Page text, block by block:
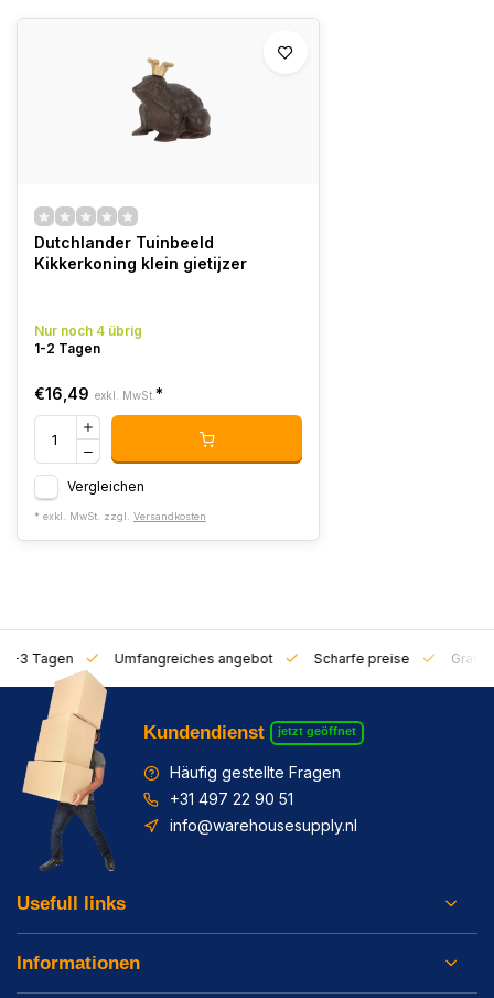
Dutchlander Tuinbeeld
Kikkerkoning klein gietijzer
Nur noch 4 übrig
1-2 Tagen
€16,49 exkl. MwSt. *
Vergleichen
* exkl. MwSt. zzgl. Versandkosten
1-3 Tagen Umfangreiches angebot Scharfe preise Gratis
Kundendienst jetzt geöffnet
Häufig gestellte Fragen
+31 497 22 90 51
info@warehousesupply.nl
Usefull links
Informationen